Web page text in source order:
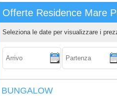
Offerte Residence Mare
Seleziona le date per visualizzare i
BUNGALOW